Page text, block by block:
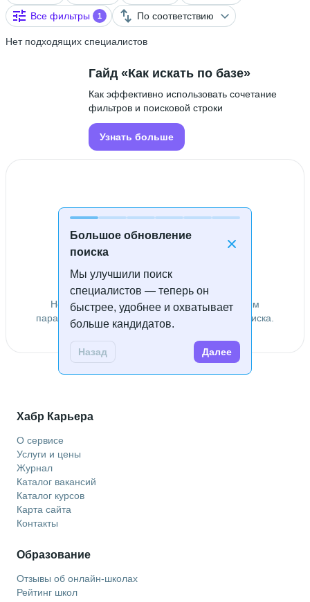
Все фильтры
1 По соответствию
Нет подходящих специалистов
Большое обновление
поиска
Мы улучшили поиск
специалистов — теперь он
быстрее, удобнее и охватывает
больше кандидатов.
Назад Далее
Гайд «Как искать по базе»
Как эффективно использовать сочетание
фильтров и поисковой строки
Узнать больше
Специалисты не найдены
Не удалось найти специалистов по заданным
параметрам. Попробуйте изменить условия поиска.
Хабр Карьера
О сервисе
Услуги и цены
Журнал
Каталог вакансий
Каталог курсов
Карта сайта
Контакты
Образование
Отзывы об онлайн-школах
Рейтинг школ